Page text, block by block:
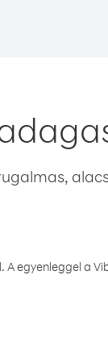
A egyenleggel a